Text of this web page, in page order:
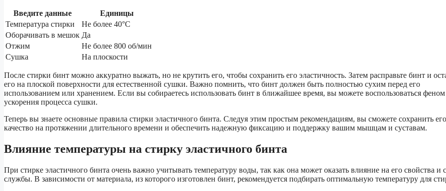
Введите данные
Единицы
Температура стирки
Не более 40°C
Оборачивать в мешок Да
Отжим
Не более 800 об/мин
Сушка
На плоскости
После стирки бинт можно аккуратно выжать, но не крутить его, чтобы сохранить его эластичность. Затем расправьте бинт и
его на плоской поверхности для естественной сушки. Важно помнить, что бинт должен быть полностью сухим перед его
использованием или хранением. Если вы собираетесь использовать бинт в ближайшее время, вы можете воспользоваться феном
ускорения процесса сушки.
Теперь вы знаете основные правила стирки эластичного бинта. Следуя этим простым рекомендациям, вы сможете сохранить его
качество на протяжении длительного времени и обеспечить надежную фиксацию и поддержку вашим мышцам и суставам.
Влияние температуры на стирку эластичного бинта
При стирке эластичного бинта очень важно учитывать температуру воды, так как она может оказать влияние на его свойства и
службы. В зависимости от материала, из которого изготовлен бинт, рекомендуется подбирать оптимальную температуру для